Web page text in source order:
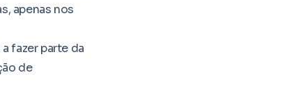
apenas nos
fazer parte da
de